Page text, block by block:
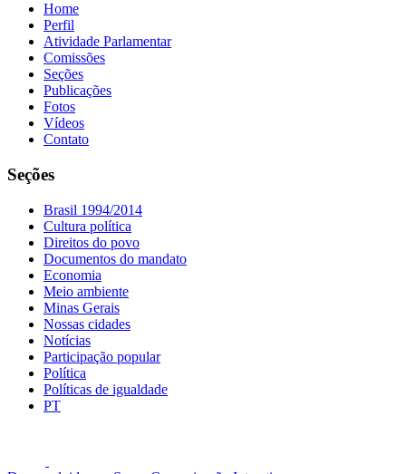
Home
Perfil
Atividade Parlamentar
Comissões
Seções
Publicações
Fotos
Vídeos
Contato
Seções
Brasil 1994/2014
Cultura política
Direitos do povo
Documentos do mandato
Economia
Meio ambiente
Minas Gerais
Nossas cidades
Notícias
Participação popular
Política
Políticas de igualdade
PT